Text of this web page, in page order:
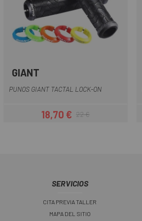
GIANT
PUNOS GIANT TACTAL LOCK-ON
Precio
18,70 €Precio regular
22 €
SERVICIOS
CITA PREVIA TALLER
MAPA DEL SITIO